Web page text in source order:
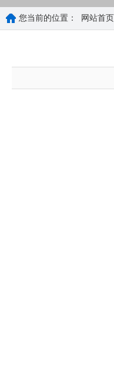
您当前的位置： 网站首页